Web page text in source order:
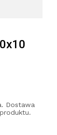
Dostawa